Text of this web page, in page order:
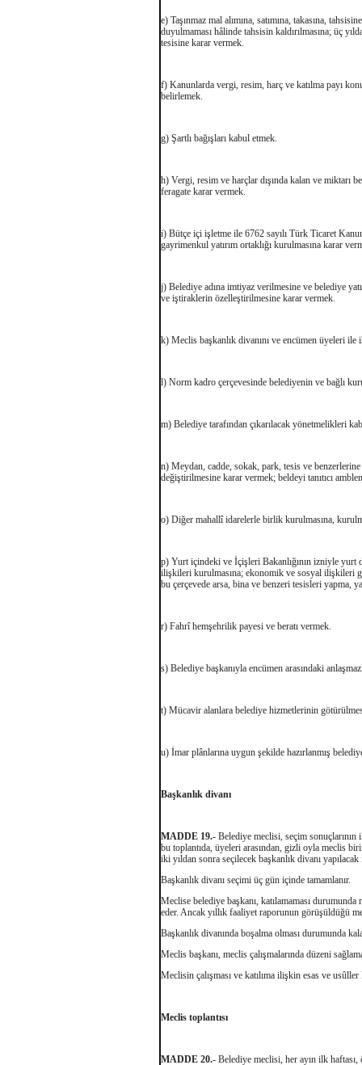
e) Taşınmaz mal alımına, satımına, takasına,
duyulmaması hâlinde tahsisin kaldırılmasına; üç
tesisine karar vermek.
f) Kanunlarda vergi, resim, harç ve katılma payı
belirlemek.
g) Şartlı bağışları kabul etmek.
h) Vergi, resim ve harçlar dışında kalan ve miktarı
feragate karar vermek.
i) Bütçe içi işletme ile 6762 sayılı Türk Ticaret
gayrimenkul yatırım ortaklığı kurulmasına karar
j) Belediye adına imtiyaz verilmesine ve belediye
ve iştiraklerin özelleştirilmesine karar vermek.
k) Meclis başkanlık divanını ve encümen üyeleri
l) Norm kadro çerçevesinde belediyenin ve bağlı
m) Belediye tarafından çıkarılacak yönetmelikleri
n) Meydan, cadde, sokak, park, tesis ve benzerlerine
değiştirilmesine karar vermek; beldeyi tanıtıcı
o) Diğer mahallî idarelerle birlik kurulmasına,
p) Yurt içindeki ve İçişleri Bakanlığının izniyle yurt
ilişkileri kurulmasına; ekonomik ve sosyal ilişkileri
bu çerçevede arsa, bina ve benzeri tesisleri yapma,
r) Fahrî hemşehrilik payesi ve beratı vermek.
s) Belediye başkanıyla encümen arasındaki
t) Mücavir alanlara belediye hizmetlerinin
u) İmar plânlarına uygun şekilde hazırlanmış
Başkanlık divanı
MADDE 19.- Belediye meclisi, seçim sonuçlarının
bu toplantıda, üyeleri arasından, gizli oyla meclis
iki yıldan sonra seçilecek başkanlık divanı
Başkanlık divanı seçimi üç gün içinde tamamlanır.
Meclise belediye başkanı, katılamaması
eder. Ancak yıllık faaliyet raporunun görüşüldüğü
Başkanlık divanında boşalma olması durumunda
Meclis başkanı, meclis çalışmalarında düzeni
Meclisin çalışması ve katılıma ilişkin esas ve
Meclis toplantısı
MADDE 20.- Belediye meclisi, her ayın ilk haftası,